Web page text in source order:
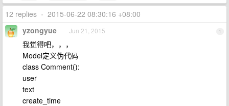
12 replies • 2015-06-22 08:30:16 +08:00
1
yzongyue Jun 21, 2015
我觉得吧，，，
Model定义伪代码
class Comment():
user
text
create_time